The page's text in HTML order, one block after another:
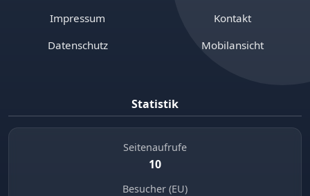
Impressum
Datenschutz
Kontakt
Mobilansicht
Statistik
Seitenaufrufe
10
Besucher (EU)